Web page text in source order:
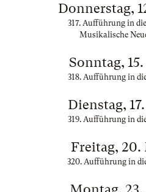
Donnerstag,
317. Aufführung in
Musikalische
Sonntag,
318. Aufführung in
Dienstag,
319. Aufführung in
Freitag, 20.
320. Aufführung in